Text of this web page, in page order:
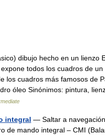
dibujo hecho en un lienzo
todos los cuadros de un
los cuadros más famosos de
óleo Sinónimos: pintura,
integral — Saltar a
de mando integral – CMI